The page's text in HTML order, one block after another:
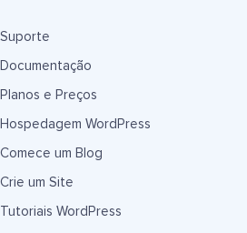
Suporte
Documentação
Planos e Preços
Hospedagem WordPress
Comece um Blog
Crie um Site
Tutoriais WordPress